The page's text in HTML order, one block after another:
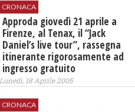
CRONACA
Approda giovedì 21 aprile a
Firenze, al Tenax, il “Jack
Daniel’s live tour”, rassegna
itinerante rigorosamente ad
ingresso gratuito
Lunedì, 18 Aprile 2005
CRONACA